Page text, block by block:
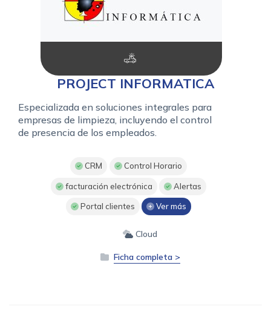
PROJECT INFORMATICA
Especializada en soluciones integrales para
empresas de limpieza, incluyendo el control
de presencia de los empleados.
CRM Control Horario
facturación electrónica Alertas
Portal clientes Ver más
Cloud
Ficha completa >